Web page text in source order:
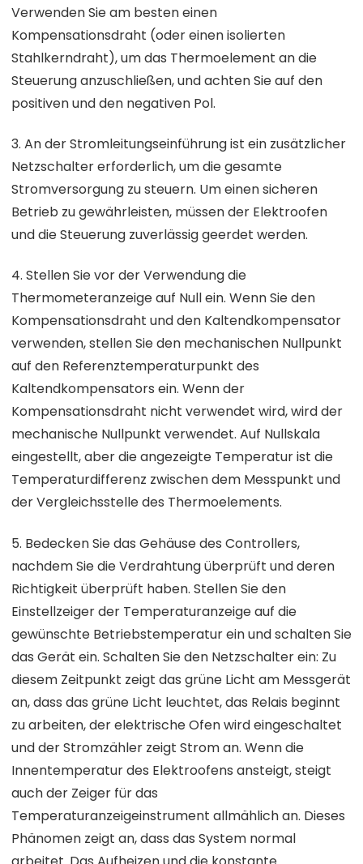
Verwenden Sie am besten einen
Kompensationsdraht (oder einen isolierten
Stahlkerndraht), um das Thermoelement an die
Steuerung anzuschließen, und achten Sie auf den
positiven und den negativen Pol.
3. An der Stromleitungseinführung ist ein zusätzlicher
Netzschalter erforderlich, um die gesamte
Stromversorgung zu steuern. Um einen sicheren
Betrieb zu gewährleisten, müssen der Elektroofen
und die Steuerung zuverlässig geerdet werden.
4. Stellen Sie vor der Verwendung die
Thermometeranzeige auf Null ein. Wenn Sie den
Kompensationsdraht und den Kaltendkompensator
verwenden, stellen Sie den mechanischen Nullpunkt
auf den Referenztemperaturpunkt des
Kaltendkompensators ein. Wenn der
Kompensationsdraht nicht verwendet wird, wird der
mechanische Nullpunkt verwendet. Auf Nullskala
eingestellt, aber die angezeigte Temperatur ist die
Temperaturdifferenz zwischen dem Messpunkt und
der Vergleichsstelle des Thermoelements.
5. Bedecken Sie das Gehäuse des Controllers,
nachdem Sie die Verdrahtung überprüft und deren
Richtigkeit überprüft haben. Stellen Sie den
Einstellzeiger der Temperaturanzeige auf die
gewünschte Betriebstemperatur ein und schalten Sie
das Gerät ein. Schalten Sie den Netzschalter ein: Zu
diesem Zeitpunkt zeigt das grüne Licht am Messgerät
an, dass das grüne Licht leuchtet, das Relais beginnt
zu arbeiten, der elektrische Ofen wird eingeschaltet
und der Stromzähler zeigt Strom an. Wenn die
Innentemperatur des Elektroofens ansteigt, steigt
auch der Zeiger für das
Temperaturanzeigeinstrument allmählich an. Dieses
Phänomen zeigt an, dass das System normal